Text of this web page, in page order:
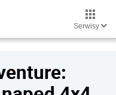
Serwisy